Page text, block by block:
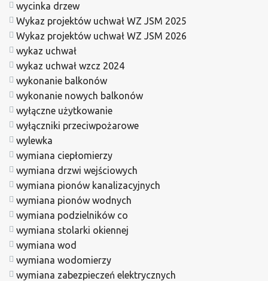
wycinka drzew
Wykaz projektów uchwał WZ JSM 2025
Wykaz projektów uchwał WZ JSM 2026
wykaz uchwał
wykaz uchwał wzcz 2024
wykonanie balkonów
wykonanie nowych balkonów
wyłączne użytkowanie
wyłączniki przeciwpożarowe
wylewka
wymiana ciepłomierzy
wymiana drzwi wejściowych
wymiana pionów kanalizacyjnych
wymiana pionów wodnych
wymiana podzielników co
wymiana stolarki okiennej
wymiana wod
wymiana wodomierzy
wymiana zabezpieczeń elektrycznych